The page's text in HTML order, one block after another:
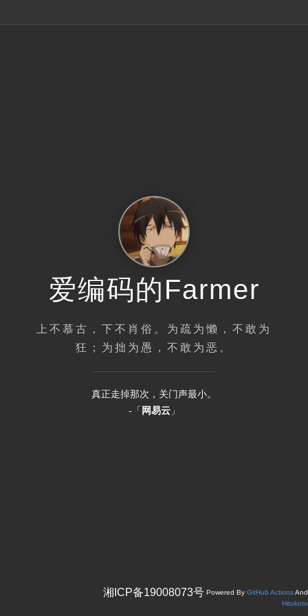
Fighting
2024 · 坚持
爱编码的Farmer
上不慕古，下不肖俗。为疏为懒，不敢为
狂；为拙为愚，不敢为恶。
真正走掉那次，关门声最小。
-「 网易云」
湘ICP备19008073号 Powered By GitHub ActionsAnd
Hitokoto